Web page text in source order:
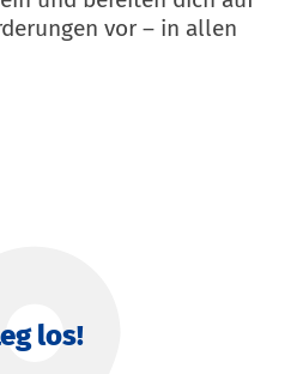
vor – in allen
los!